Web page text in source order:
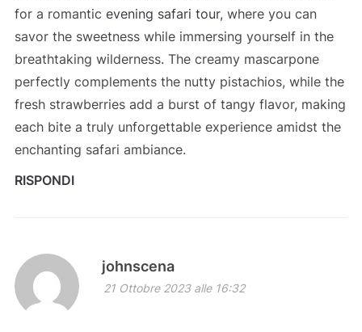
for a romantic evening safari tour, where you can
savor the sweetness while immersing yourself in the
breathtaking wilderness. The creamy mascarpone
perfectly complements the nutty pistachios, while the
fresh strawberries add a burst of tangy flavor, making
each bite a truly unforgettable experience amidst the
enchanting safari ambiance.
RISPONDI
johnscena
21 Ottobre 2023 alle 16:32